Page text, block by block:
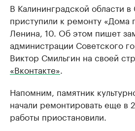
В Калининградской области в
приступили к ремонту «Дома
Ленина, 10. Об этом пишет
администрации Советского
Виктор Смильгин на своей
«Вконтакте»
Напомним, памятник
начали ремонтировать еще в
работы приостановили.